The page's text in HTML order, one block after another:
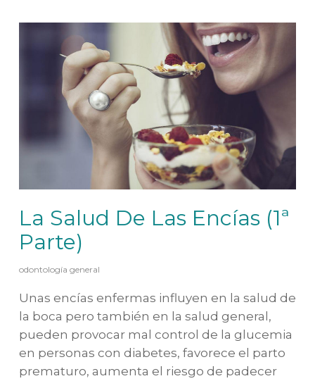
La Salud De Las Encías (1ª
Parte)
odontología general
Unas encías enfermas influyen en la salud de
la boca pero también en la salud general,
pueden provocar mal control de la glucemia
en personas con diabetes, favorece el parto
prematuro, aumenta el riesgo de padecer